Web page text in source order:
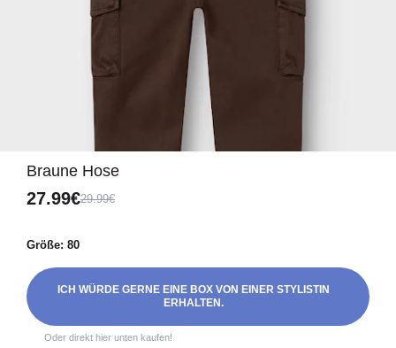
Braune Hose
27.99€29.99€
Größe: 80
ICH WÜRDE GERNE EINE BOX VON EINER STYLISTIN
ERHALTEN.
Oder direkt hier unten kaufen!